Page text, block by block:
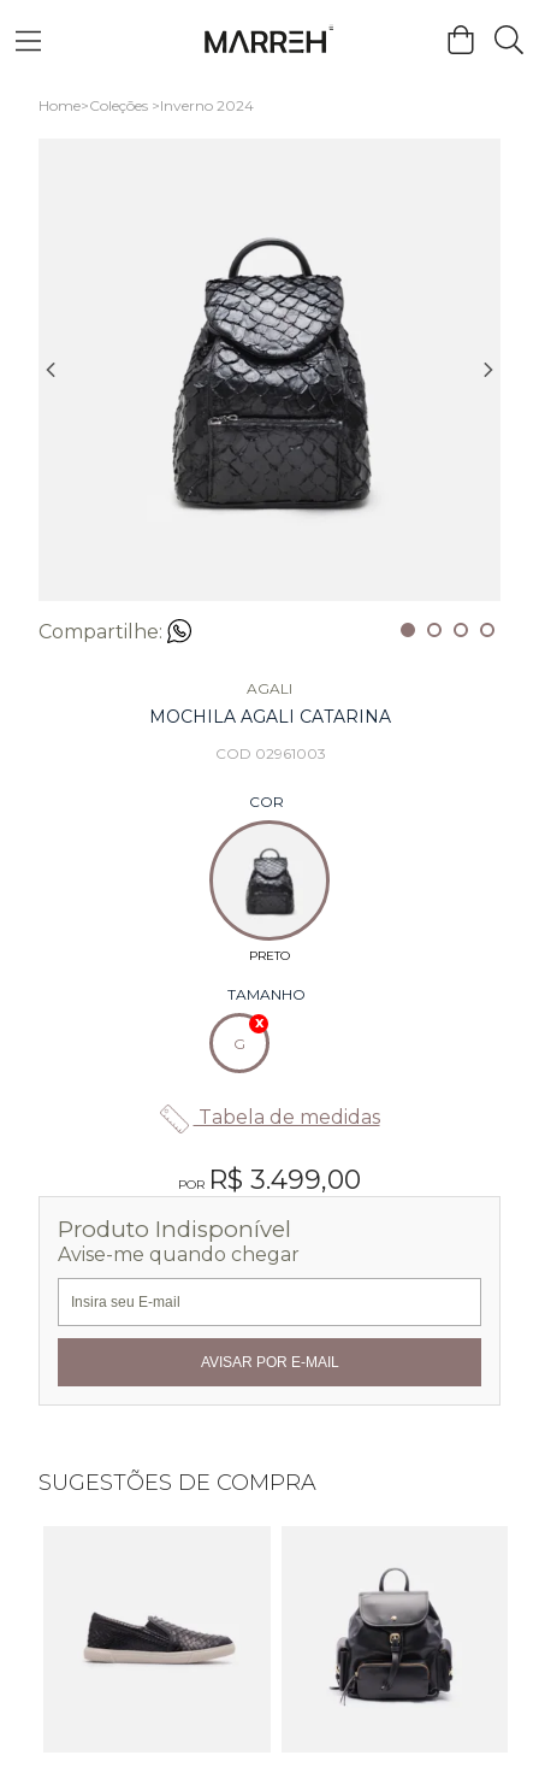
Home Coleções Inverno 2024
Compartilhe:
AGALI
MOCHILA AGALI CATARINA
COD 02961003
COR
TAMANHO
G
Tabela de medidas
R$ 3.499,00
Produto Indisponível
Avise-me quando chegar
SUGESTÕES DE COMPRA